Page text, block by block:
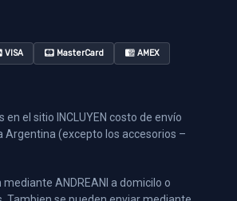
VISA MasterCard AMEX
en el sitio INCLUYEN costo de envío
Argentina (excepto los accesorios –
ANDREANI a domicilo o